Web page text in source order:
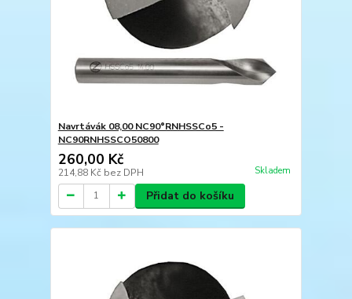
Navrtávák 08,00 NC90°RNHSSCo5 -
NC90RNHSSCO50800
260,00 Kč
214,88 Kč bez DPH Skladem
Přidat do košíku